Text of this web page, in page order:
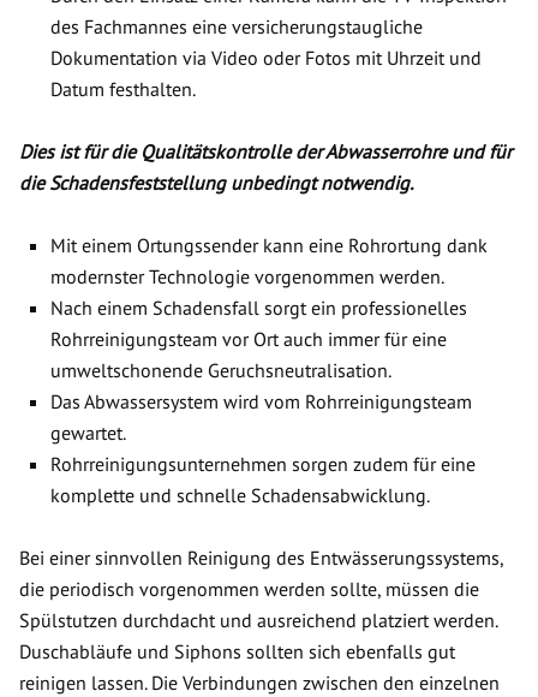
des Fachmannes eine versicherungstaugliche
Dokumentation via Video oder Fotos mit Uhrzeit und
Datum festhalten.
Dies ist für die Qualitätskontrolle der Abwasserrohre und für
die Schadensfeststellung unbedingt notwendig.
Mit einem Ortungssender kann eine Rohrortung dank
modernster Technologie vorgenommen werden.
Nach einem Schadensfall sorgt ein professionelles
Rohrreinigungsteam vor Ort auch immer für eine
umweltschonende Geruchsneutralisation.
Das Abwassersystem wird vom Rohrreinigungsteam
gewartet.
Rohrreinigungsunternehmen sorgen zudem für eine
komplette und schnelle Schadensabwicklung.
Bei einer sinnvollen Reinigung des Entwässerungssystems,
die periodisch vorgenommen werden sollte, müssen die
Spülstutzen durchdacht und ausreichend platziert werden.
Duschabläufe und Siphons sollten sich ebenfalls gut
reinigen lassen. Die Verbindungen zwischen den einzelnen